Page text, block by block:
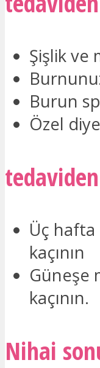
Şişlik ve
Burun
Özel
Üç
kaçının
Güneşe
kaçının.
Nihai